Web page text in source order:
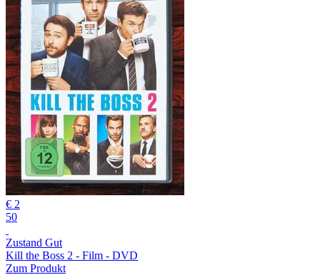
€ 2
50
Zustand Gut
Kill the Boss 2 - Film - DVD
Zum Produkt